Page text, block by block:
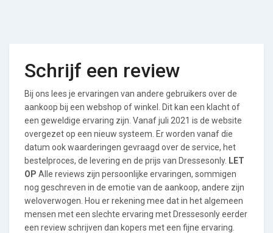
Schrijf een review
Bij ons lees je ervaringen van andere gebruikers over de
aankoop bij een webshop of winkel. Dit kan een klacht of
een geweldige ervaring zijn. Vanaf juli 2021 is de website
overgezet op een nieuw systeem. Er worden vanaf die
datum ook waarderingen gevraagd over de service, het
bestelproces, de levering en de prijs van Dressesonly. LET
OP Alle reviews zijn persoonlijke ervaringen, sommigen
nog geschreven in de emotie van de aankoop, andere zijn
weloverwogen. Hou er rekening mee dat in het algemeen
mensen met een slechte ervaring met Dressesonly eerder
een review schrijven dan kopers met een fijne ervaring.